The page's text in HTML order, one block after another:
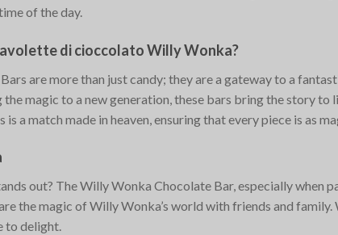
of the day.
di cioccolato Willy Wonka?
are more than just candy; they are a gateway to a
magic to a new generation, these bars bring the story
a match made in heaven, ensuring that every piece is as
out? The Willy Wonka Chocolate Bar, especially when
the magic of Willy Wonka’s world with friends and
to delight.